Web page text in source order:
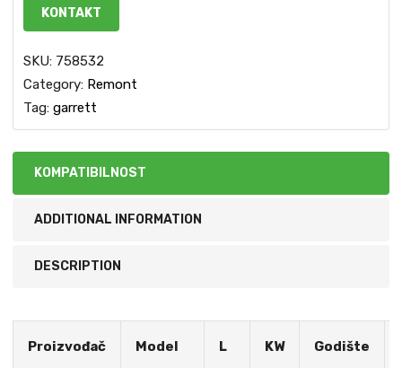
KONTAKT
SKU: 758532
Category: Remont
Tag: garrett
KOMPATIBILNOST
ADDITIONAL INFORMATION
DESCRIPTION
Proizvođač Model L KW Godište